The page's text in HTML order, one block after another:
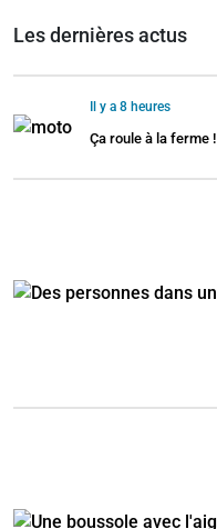
Les dernières actus
Il y a 8 heures
Ça roule à la ferme !